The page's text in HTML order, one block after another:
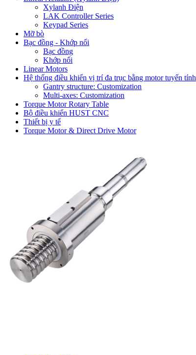
Xylanh Điện
LAK Controller Series
Keypad Series
Mỡ bò
Bạc đồng - Khớp nối
Bạc đồng
Khớp nối
Linear Motors
Hệ thống điều khiển vị trí đa trục bằng motor tuyến tính
Gantry structure: Customization
Multi-axes: Customization
Torque Motor Rotary Table
Bộ điều khiển HUST CNC
Thiết bị y tế
Torque Motor & Direct Drive Motor